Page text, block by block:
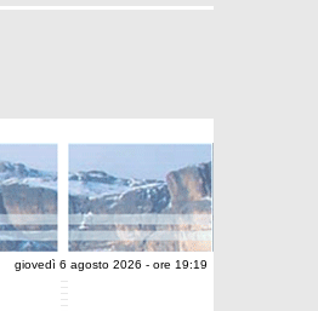
giovedì 6 agosto 2026 - ore 19:19